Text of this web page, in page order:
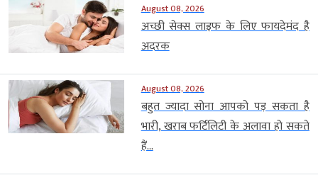
August 08, 2026
अच्छी सेक्स लाइफ के लिए फायदेमंद है
अदरक
August 08, 2026
बहुत ज्यादा सोना आपको पड़ सकता है
भारी, खराब फर्टिलिटी के अलावा हो सकते
हैं...